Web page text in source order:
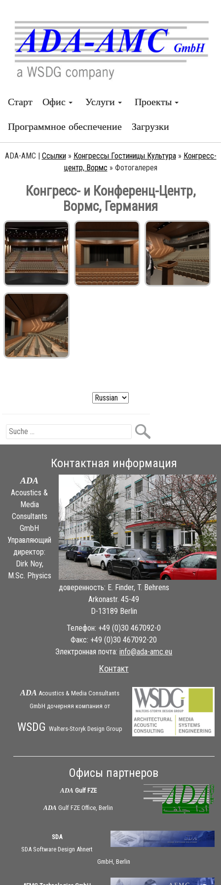
Старт Офис Услуги Проекты
Программное обеспечение Загрузки
ADA-AMC | Ссылки » Конгрессы Гостиницы Культура » Конгресс-
центр, Вормс » Фотогалерея
Конгресс- и Конференц-Центр,
Вормс, Германия
Контактная информация
ADA
Acoustics &
Media
Consultants
GmbH
Управляющий
директор:
Dirk Noy,
M.Sc. Physics
доверенность: E. Finder, T. Behrens
Arkonastr. 45-49
D-13189 Berlin
Телефон: +49 (0)30 467092-0
Факс: +49 (0)30 467092-20
Электронная почта:ue.cma-ada@ofni
Контакт
ADA Acoustics & Media Consultants
GmbH дочерняя компания от
WSDG Walters-Storyk Design Group
Офисы партнеров
ADA Gulf FZE
ADA Gulf FZE Office, Berlin
SDA
SDA Software Design Ahnert
GmbH, Berlin